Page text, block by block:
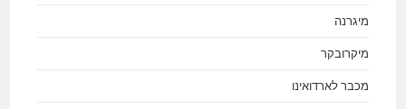
מיגרנה
מיקרובקר
מכבר לארדואינו